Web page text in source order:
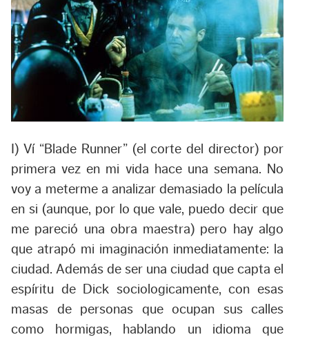
I) Ví “Blade Runner” (el corte del director) por
primera vez en mi vida hace una semana. No
voy a meterme a analizar demasiado la película
en si (aunque, por lo que vale, puedo decir que
me pareció una obra maestra) pero hay algo
que atrapó mi imaginación inmediatamente: la
ciudad. Además de ser una ciudad que capta el
espíritu de Dick sociologicamente, con esas
masas de personas que ocupan sus calles
como hormigas, hablando un idioma que